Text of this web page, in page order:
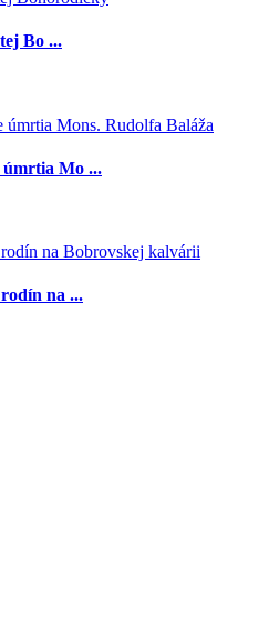
Bo ...
úmrtia Mo ...
na ...